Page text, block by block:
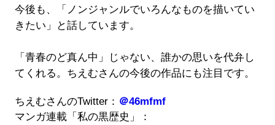
今後も、「ノンジャンルでいろんなものを描いてい
きたい」と話しています。
「青春のど真ん中」じゃない、誰かの思いを代弁し
てくれる。ちえむさんの今後の作品にも注目です。
ちえむさんのTwitter： ＠46mfmf
マンガ連載「私の黒歴史」：